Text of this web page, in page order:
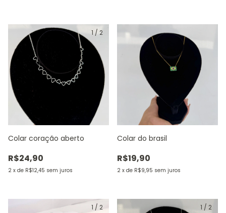
1 / 2
Colar coração aberto
R$24,90
2 x de R$12,45 sem juros
Colar do brasil
R$19,90
2 x de R$9,95 sem juros
1 / 2 1 / 2